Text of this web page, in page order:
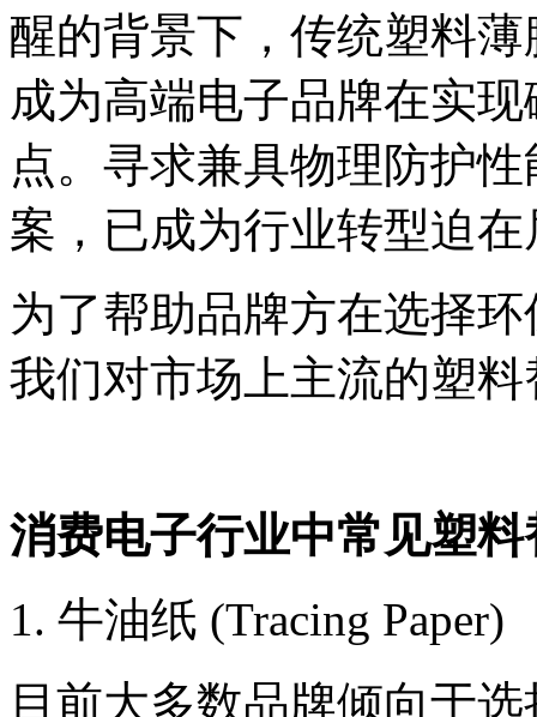
醒的背景下，传统塑料
成为高端电子品牌在实
点。寻求兼具物理防护
案，已成为行业转型迫
为了帮助品牌方在选择
我们对市场上主流的塑
消费电子行业中常见塑
1. 牛油纸 (Tracing Paper)
目前大多数品牌倾向于